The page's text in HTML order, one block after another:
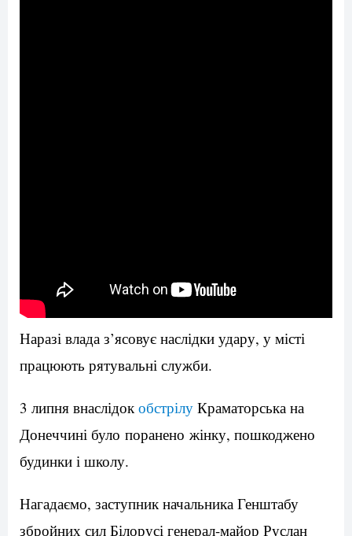
Наразі влада з’ясовує наслідки удару, у місті
працюють рятувальні служби.
3 липня внаслідок обстрілу Краматорська на
Донеччині було поранено жінку, пошкоджено
будинки і школу.
Нагадаємо, заступник начальника Генштабу
збройних сил Білорусі генерал-майор Руслан